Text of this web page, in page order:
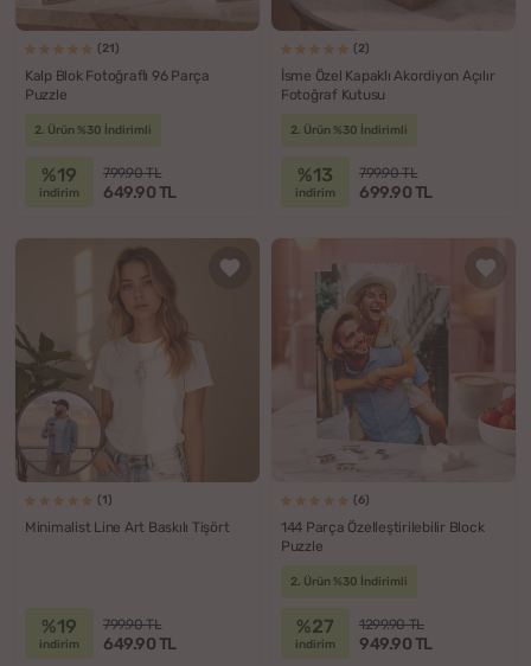
(21)
Kalp Blok Fotoğraflı 96 Parça
Puzzle
2. Ürün %30 İndirimli
%19
indirim
799.90 TL
649.90 TL
(2)
İsme Özel Kapaklı Akordiyon Açılır
Fotoğraf Kutusu
2. Ürün %30 İndirimli
%13
indirim
799.90 TL
699.90 TL
(1)
Minimalist Line Art Baskılı Tişört
%19
indirim
799.90 TL
649.90 TL
(6)
144 Parça Özelleştirilebilir Block
Puzzle
2. Ürün %30 İndirimli
%27
indirim
1299.90 TL
949.90 TL